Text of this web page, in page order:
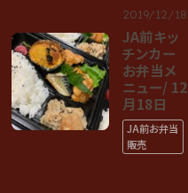
2019/12/18
JA前キッ
チンカー
お弁当メ
ニュー/ 12
月18日
JA前お弁当
販売